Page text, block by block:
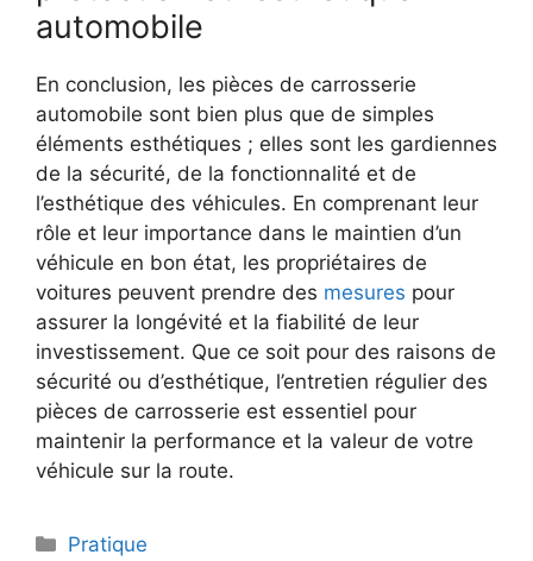
automobile
En conclusion, les pièces de carrosserie
automobile sont bien plus que de simples
éléments esthétiques ; elles sont les gardiennes
de la sécurité, de la fonctionnalité et de
l’esthétique des véhicules. En comprenant leur
rôle et leur importance dans le maintien d’un
véhicule en bon état, les propriétaires de
voitures peuvent prendre des mesures pour
assurer la longévité et la fiabilité de leur
investissement. Que ce soit pour des raisons de
sécurité ou d’esthétique, l’entretien régulier des
pièces de carrosserie est essentiel pour
maintenir la performance et la valeur de votre
véhicule sur la route.
Catégories
Pratique